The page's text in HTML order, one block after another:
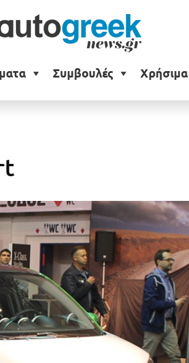
Συμβουλές Χρήσιμα